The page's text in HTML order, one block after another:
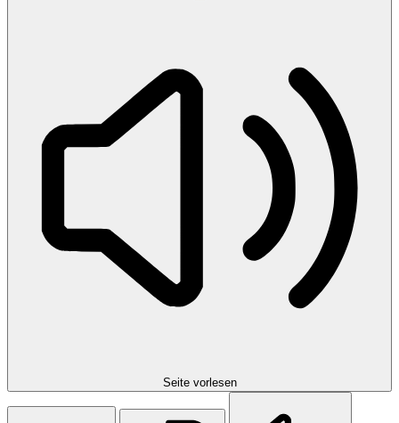
Seite vorlesen